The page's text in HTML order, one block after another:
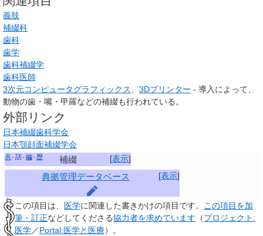
義肢
補綴科
歯科
歯学
歯科補綴学
歯科医師
3次元コンピュータグラフィックス、 3Dプリンター - 導入によって、
動物の歯・嘴・甲羅などの補綴も行われている。
外部リンク
日本補綴歯科学会
日本顎顔面補綴学会
[表示]
表 話 編 歴 補綴
[表示]
典拠管理データベース
この項目は、 医学に関連した書きかけの項目 です。 この項目を加
筆・訂正などしてくださる協力者を求めています （プロジェクト:
医学／Portal:医学と医療）。